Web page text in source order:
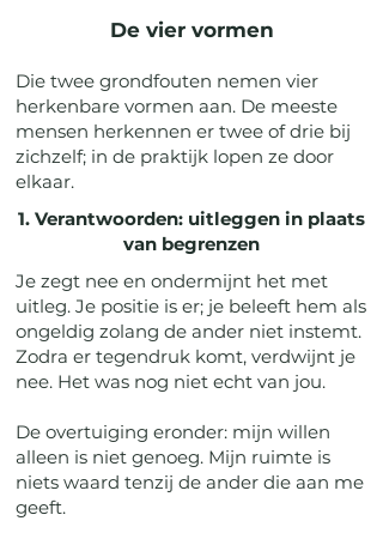
De vier vormen
Die twee grondfouten nemen vier
herkenbare vormen aan. De meeste
mensen herkennen er twee of drie bij
zichzelf; in de praktijk lopen ze door
elkaar.
1. Verantwoorden: uitleggen in plaats
van begrenzen
Je zegt nee en ondermijnt het met
uitleg. Je positie is er; je beleeft hem als
ongeldig zolang de ander niet instemt.
Zodra er tegendruk komt, verdwijnt je
nee. Het was nog niet echt van jou.
De overtuiging eronder: mijn willen
alleen is niet genoeg. Mijn ruimte is
niets waard tenzij de ander die aan me
geeft.